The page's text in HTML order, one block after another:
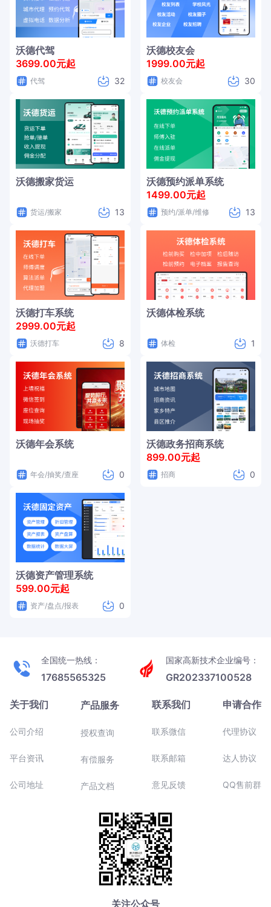
沃德代驾
3699.00元起
代驾 32
沃德校友会
1999.00元起
校友会 30
沃德搬家货运
货运/搬家 13
沃德预约派单系统
1499.00元起
预约/派单/维修 13
沃德打车系统
2999.00元起
沃德打车 8
沃德体检系统
体检 1
沃德年会系统
年会/抽奖/查座 0
沃德政务招商系统
899.00元起
招商 0
沃德资产管理系统
599.00元起
资产/盘点/报表 0
全国统一热线：
17685565325
国家高新技术企业编号：
GR202337100528
关于我们
公司介绍
平台资讯
公司地址
产品服务
授权查询
有偿服务
产品文档
联系我们
联系微信
联系邮箱
意见反馈
申请合作
代理协议
达人协议
QQ售前群
关注公众号